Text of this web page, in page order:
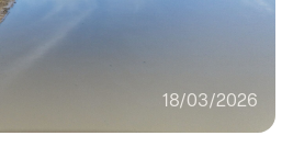
18/03/2026